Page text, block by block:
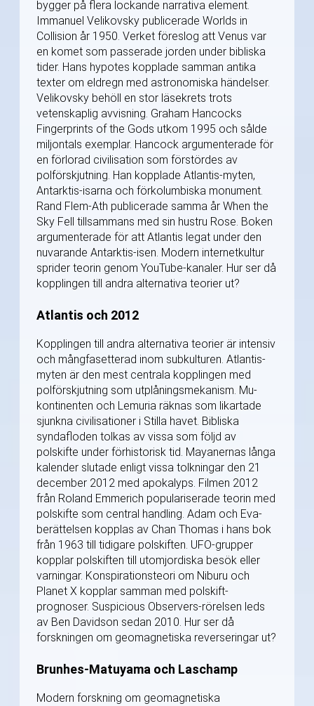
bygger på flera lockande narrativa element.
Immanuel Velikovsky publicerade Worlds in
Collision år 1950. Verket föreslog att Venus var
en komet som passerade jorden under bibliska
tider. Hans hypotes kopplade samman antika
texter om eldregn med astronomiska händelser.
Velikovsky behöll en stor läsekrets trots
vetenskaplig avvisning. Graham Hancocks
Fingerprints of the Gods utkom 1995 och sålde
miljontals exemplar. Hancock argumenterade för
en förlorad civilisation som förstördes av
polförskjutning. Han kopplade Atlantis-myten,
Antarktis-isarna och förkolumbiska monument.
Rand Flem-Ath publicerade samma år When the
Sky Fell tillsammans med sin hustru Rose. Boken
argumenterade för att Atlantis legat under den
nuvarande Antarktis-isen. Modern internetkultur
sprider teorin genom YouTube-kanaler. Hur ser då
kopplingen till andra alternativa teorier ut?
Atlantis och 2012
Kopplingen till andra alternativa teorier är intensiv
och mångfasetterad inom subkulturen. Atlantis-
myten är den mest centrala kopplingen med
polförskjutning som utplåningsmekanism. Mu-
kontinenten och Lemuria räknas som likartade
sjunkna civilisationer i Stilla havet. Bibliska
syndafloden tolkas av vissa som följd av
polskifte under förhistorisk tid. Mayanernas långa
kalender slutade enligt vissa tolkningar den 21
december 2012 med apokalyps. Filmen 2012
från Roland Emmerich populariserade teorin med
polskifte som central handling. Adam och Eva-
berättelsen kopplas av Chan Thomas i hans bok
från 1963 till tidigare polskiften. UFO-grupper
kopplar polskiften till utomjordiska besök eller
varningar. Konspirationsteori om Niburu och
Planet X kopplar samman med polskift-
prognoser. Suspicious Observers-rörelsen leds
av Ben Davidson sedan 2010. Hur ser då
forskningen om geomagnetiska reverseringar ut?
Brunhes-Matuyama och Laschamp
Modern forskning om geomagnetiska